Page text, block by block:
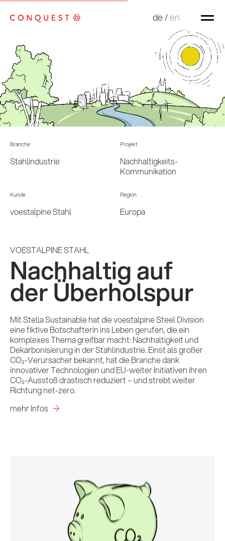
de/en
de/en
Branche
Stahlindustrie
Projekt
Nachhaltigkeits-
Kommunikation
Kunde
voestalpine Stahl
Region
Europa
VOESTALPINE STAHL
Nachhaltig auf
der Überholspur
Mit Stella Sustainable hat die voestalpine Steel Division
eine fiktive Botschafterin ins Leben gerufen, die ein
komplexes Thema greifbar macht: Nachhaltigkeit und
Dekarbonisierung in der Stahlindustrie. Einst als großer
CO₂-Verursacher bekannt, hat die Branche dank
innovativer Technologien und EU-weiter Initiativen ihren
CO₂-Ausstoß drastisch reduziert – und strebt weiter
Richtung net-zero.
mehr Infos